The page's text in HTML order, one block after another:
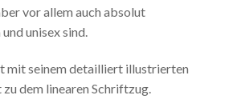
vor allem auch absolut
unisex sind.
mit seinem detailliert illustrierten
dem linearen Schriftzug.